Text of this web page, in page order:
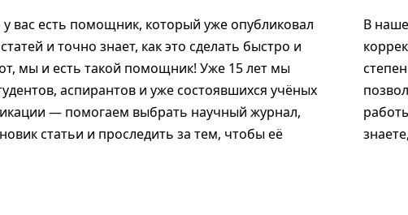
у вас есть помощник, который уже опубликовал
и точно знает, как это сделать быстро и
мы и есть такой помощник! Уже 15 лет мы
аспирантов и уже состоявшихся учёных
— помогаем выбрать научный журнал,
статьи и проследить за тем, чтобы её
В